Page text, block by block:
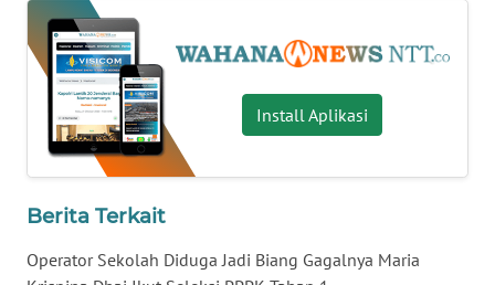
Install Aplikasi
Berita Terkait
Operator Sekolah Diduga Jadi Biang Gagalnya Maria
WN
JOGJA
WN
JATIM
WN
BALI
WN